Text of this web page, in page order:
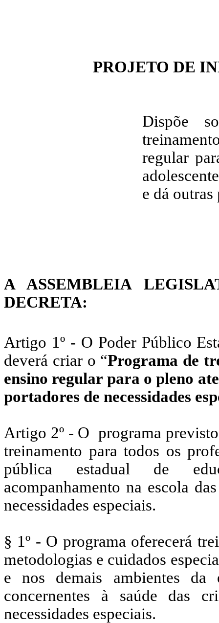
PROJETO DE
Dispõe
regular
e dá
A ASSEMBLEIA
DECRETA:
Artigo 1º - O Poder Público
deverá criar o “Programa de
ensino regular para o pleno
portadores de necessidades
Artigo 2º - O programa
treinamento para todos os
pública estadual de
acompanhamento na escola
necessidades especiais.
§ 1º - O programa oferecerá
metodologias e cuidados
e nos demais ambientes da
concernentes à saúde das
necessidades especiais.